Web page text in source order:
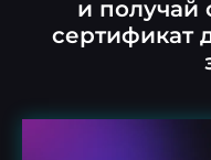
и получай
сертификат